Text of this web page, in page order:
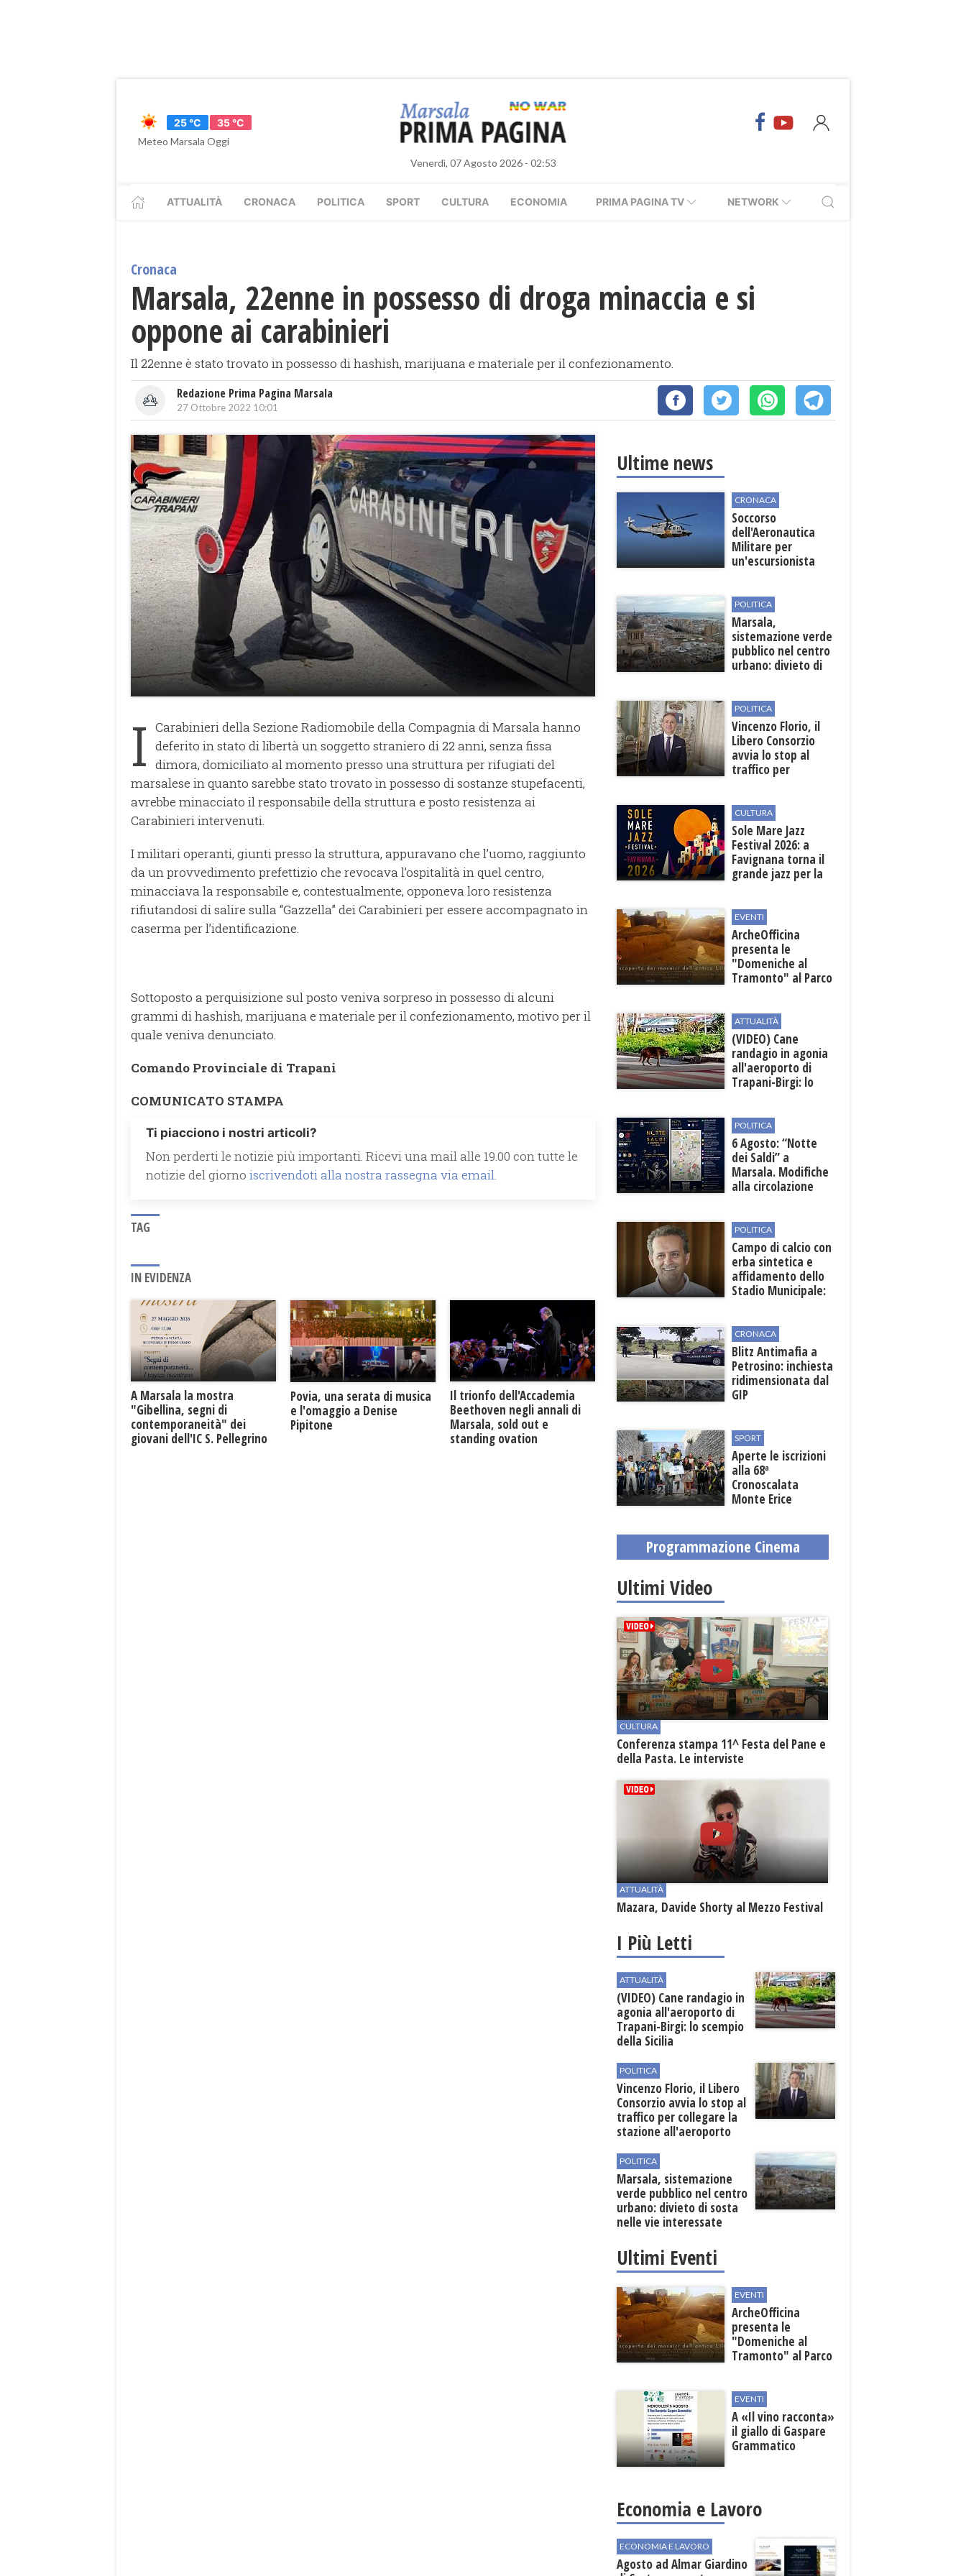
25 °C
35 °C
Meteo Marsala Oggi
Venerdì, 07 Agosto 2026 - 02:53
ATTUALITÀ CRONACA POLITICA SPORT CULTURA ECONOMIA PRIMA PAGINA TV NETWORK
Cronaca
Marsala, 22enne in possesso di droga minaccia e si
oppone ai carabinieri
Il 22enne è stato trovato in possesso di hashish, marijuana e materiale per il confezionamento.
Redazione Prima Pagina Marsala
27 Ottobre 2022 10:01
I Carabinieri della Sezione Radiomobile della Compagnia di Marsala hanno
deferito in stato di libertà un soggetto straniero di 22 anni, senza fissa
dimora, domiciliato al momento presso una struttura per rifugiati del
marsalese in quanto sarebbe stato trovato in possesso di sostanze stupefacenti,
avrebbe minacciato il responsabile della struttura e posto resistenza ai
Carabinieri intervenuti.
I militari operanti, giunti presso la struttura, appuravano che l’uomo, raggiunto
da un provvedimento prefettizio che revocava l’ospitalità in quel centro,
minacciava la responsabile e, contestualmente, opponeva loro resistenza
rifiutandosi di salire sulla “Gazzella” dei Carabinieri per essere accompagnato in
caserma per l’identificazione.
Sottoposto a perquisizione sul posto veniva sorpreso in possesso di alcuni
grammi di hashish, marijuana e materiale per il confezionamento, motivo per il
quale veniva denunciato.
Comando Provinciale di Trapani
COMUNICATO STAMPA
Ti piacciono i nostri articoli?
Non perderti le notizie più importanti. Ricevi una mail alle 19.00 con tutte le
notizie del giorno iscrivendoti alla nostra rassegna via email.
TAG
IN EVIDENZA
A Marsala la mostra
"Gibellina, segni di
contemporaneità" dei
giovani dell'IC S. Pellegrino
Povia, una serata di musica
e l'omaggio a Denise
Pipitone
Il trionfo dell'Accademia
Beethoven negli annali di
Marsala, sold out e
standing ovation
Ultime news
CRONACA
Soccorso
dell'Aeronautica
Militare per
un'escursionista
POLITICA
Marsala,
sistemazione verde
pubblico nel centro
urbano: divieto di
POLITICA
Vincenzo Florio, il
Libero Consorzio
avvia lo stop al
traffico per
all'aeroporto
CULTURA
Sole Mare Jazz
Festival 2026: a
Favignana torna il
grande jazz per la
EVENTI
ArcheOfficina
presenta le
"Domeniche al
Tramonto" al Parco
ATTUALITÀ
(VIDEO) Cane
randagio in agonia
all'aeroporto di
Trapani-Birgi: lo
POLITICA
6 Agosto: “Notte
dei Saldi” a
Marsala. Modifiche
alla circolazione
manifestazione
POLITICA
Campo di calcio con
erba sintetica e
affidamento dello
Stadio Municipale:
CRONACA
Blitz Antimafia a
Petrosino: inchiesta
ridimensionata dal
GIP
SPORT
Aperte le iscrizioni
alla 68ª
Cronoscalata
Monte Erice
Programmazione Cinema
Ultimi Video
CULTURA
Conferenza stampa 11^ Festa del Pane e
della Pasta. Le interviste
ATTUALITÀ
Mazara, Davide Shorty al Mezzo Festival
I Più Letti
ATTUALITÀ
(VIDEO) Cane randagio in
agonia all'aeroporto di
Trapani-Birgi: lo scempio
della Sicilia
POLITICA
Vincenzo Florio, il Libero
Consorzio avvia lo stop al
traffico per collegare la
stazione all'aeroporto
POLITICA
Marsala, sistemazione
verde pubblico nel centro
urbano: divieto di sosta
nelle vie interessate
Ultimi Eventi
EVENTI
ArcheOfficina
presenta le
"Domeniche al
Tramonto" al Parco
EVENTI
A «Il vino racconta»
il giallo di Gaspare
Grammatico
Economia e Lavoro
ECONOMIA E LAVORO
Agosto ad Almar Giardino